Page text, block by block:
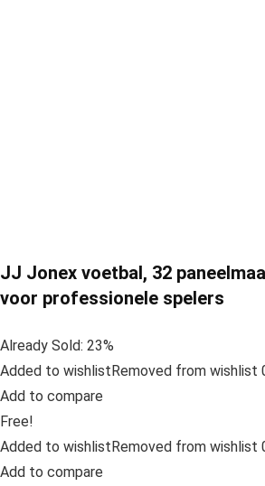
JJ Jonex voetbal, 32
voor professionele spelers
Already Sold: 23%
Added to wishlistRemoved from wishlist
Add to compare
Free!
Added to wishlistRemoved from wishlist
Add to compare